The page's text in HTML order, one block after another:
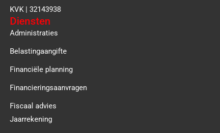
KVK | 32143938
Diensten
Administraties
Belastingaangifte
Financiële planning
Financieringsaanvragen
Fiscaal advies
Jaarrekening